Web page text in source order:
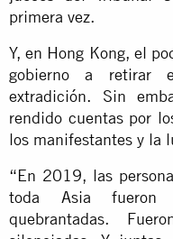
primera vez.
Y, en Hong Kong, el
gobierno a retirar
extradición. Sin
rendido cuentas por
los manifestantes y la
“En 2019, las
toda Asia fueron
quebrantadas.